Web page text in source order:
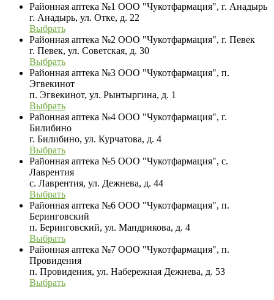
Районная аптека №1 ООО "Чукотфармация", г. Анадырь
г. Анадырь, ул. Отке, д. 22
Выбрать
Районная аптека №2 ООО "Чукотфармация", г. Певек
г. Певек, ул. Советская, д. 30
Выбрать
Районная аптека №3 ООО "Чукотфармация", п.
Эгвекинот
п. Эгвекинот, ул. Рынтыргина, д. 1
Выбрать
Районная аптека №4 ООО "Чукотфармация", г.
Билибино
г. Билибино, ул. Курчатова, д. 4
Выбрать
Районная аптека №5 ООО "Чукотфармация", с.
Лаврентия
с. Лаврентия, ул. Дежнева, д. 44
Выбрать
Районная аптека №6 ООО "Чукотфармация", п.
Беринговский
п. Беринговский, ул. Мандрикова, д. 4
Выбрать
Районная аптека №7 ООО "Чукотфармация", п.
Провидения
п. Провидения, ул. Набережная Дежнева, д. 53
Выбрать